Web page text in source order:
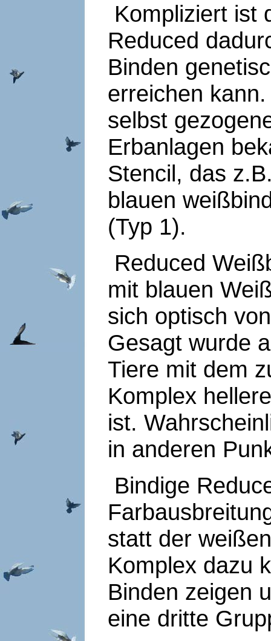
Kompliziert ist
Reduced
Binden
erreichen
selbst
Erbanlagen
Stencil, das
blauen
(Typ 1).
Reduced
mit blauen
sich optisch
Gesagt wurde
Tiere mit dem
Komplex
ist.
in anderen
Bindige
statt der
Komplex dazu
Binden zeigen
eine dritte